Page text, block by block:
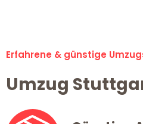
Erfahrene & günstige
Umzug